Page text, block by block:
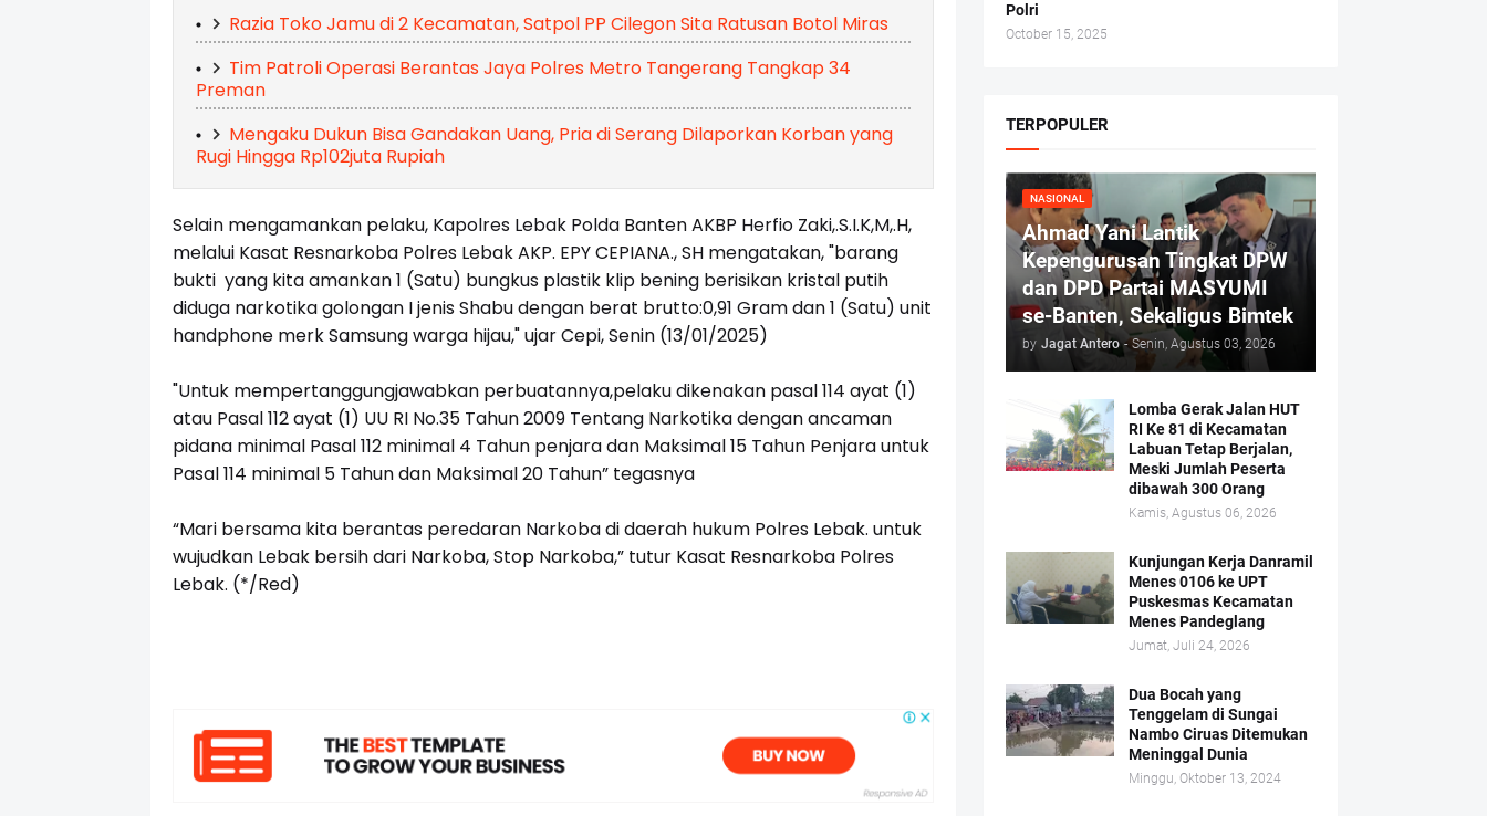
Razia Toko Jamu di 2 Kecamatan, Satpol PP Cilegon Sita Ratusan Botol Miras
Tim Patroli Operasi Berantas Jaya Polres Metro Tangerang Tangkap 34
Preman
Mengaku Dukun Bisa Gandakan Uang, Pria di Serang Dilaporkan Korban yang
Rugi Hingga Rp102juta Rupiah
Selain mengamankan pelaku, Kapolres Lebak Polda Banten AKBP Herfio Zaki,.S.I.K,M,.H,
melalui Kasat Resnarkoba Polres Lebak AKP. EPY CEPIANA., SH mengatakan, "barang
bukti yang kita amankan 1 (Satu) bungkus plastik klip bening berisikan kristal putih
diduga narkotika golongan I jenis Shabu dengan berat brutto:0,91 Gram dan 1 (Satu) unit
handphone merk Samsung warga hijau," ujar Cepi, Senin (13/01/2025)
"Untuk mempertanggungjawabkan perbuatannya,pelaku dikenakan pasal 114 ayat (1)
atau Pasal 112 ayat (1) UU RI No.35 Tahun 2009 Tentang Narkotika dengan ancaman
pidana minimal Pasal 112 minimal 4 Tahun penjara dan Maksimal 15 Tahun Penjara untuk
Pasal 114 minimal 5 Tahun dan Maksimal 20 Tahun” tegasnya
“Mari bersama kita berantas peredaran Narkoba di daerah hukum Polres Lebak. untuk
wujudkan Lebak bersih dari Narkoba, Stop Narkoba,” tutur Kasat Resnarkoba Polres
Lebak. (*/Red)
Polri
October 15, 2025
TERPOPULER
NASIONAL
Ahmad Yani Lantik
Kepengurusan Tingkat DPW
dan DPD Partai MASYUMI
se-Banten, Sekaligus Bimtek
by Jagat Antero - Senin, Agustus 03, 2026
Lomba Gerak Jalan HUT
RI Ke 81 di Kecamatan
Labuan Tetap Berjalan,
Meski Jumlah Peserta
dibawah 300 Orang
Kamis, Agustus 06, 2026
Kunjungan Kerja Danramil
Menes 0106 ke UPT
Puskesmas Kecamatan
Menes Pandeglang
Jumat, Juli 24, 2026
Dua Bocah yang
Tenggelam di Sungai
Nambo Ciruas Ditemukan
Meninggal Dunia
Minggu, Oktober 13, 2024